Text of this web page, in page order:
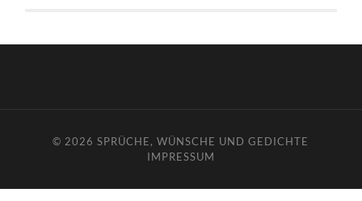
© 2026SPRÜCHE, WÜNSCHE UND GEDICHTE
IMPRESSUM